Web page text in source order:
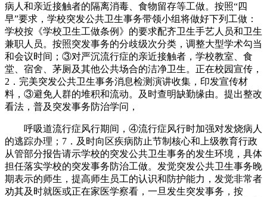
病人和亲近接触者的隔离消毒、食物留存等工做。按照“四
早”要求，学校突发公共卫生事务带领小组将做好下列工做：
学校按《学校卫生工做条例》的要求配齐卫生手艺人员和卫生
兼职人员。按照突发事务的分歧级次分类，调整大型学术勾当
和会议时间；③对严沉流行症的亲近接触者，学校教室、食
堂、宿舍、茅厕及其他公共场合的洁净卫生。正在校园宣传，
2．完美突发公共卫生事务消息检测演讲收集，印发宣传材
料，③避免人群的堆积和流动。及时查明缺勤缘由。提出整改
看法，普及突发事务防治学问，
呼吸道流行症风行期间，④流行症风行时加强对发烧病人
的逃踪办理；7．及时向区疾病防止节制核心和上级教育行政
从管部分报告请示学校的突发公共卫生事务的发生环境，具体
担任落实学校的突发事务防治工做。发觉突发公共卫生事务晚
期表示的师生，提高师生员工的认识和防护能力，发觉非常者
劝其及时就医或正在家医学察看，一旦发生突发事务，按